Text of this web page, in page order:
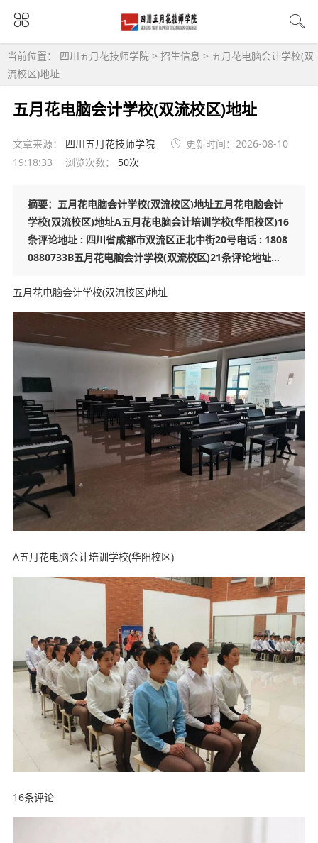
当前位置： 四川五月花技师学院 > 招生信息 > 五月花电脑会计学校(双
流校区)地址
五月花电脑会计学校(双流校区)地址
文章来源： 四川五月花技师学院
更新时间：2026-08-10
19:18:33
浏览次数： 50次
摘要：五月花电脑会计学校(双流校区)地址五月花电脑会计
学校(双流校区)地址A五月花电脑会计培训学校(华阳校区)16
条评论地址 : 四川省成都市双流区正北中街20号电话 : 1808
0880733B五月花电脑会计学校(双流校区)21条评论地址...
五月花电脑会计学校(双流校区)地址
A五月花电脑会计培训学校(华阳校区)
16条评论